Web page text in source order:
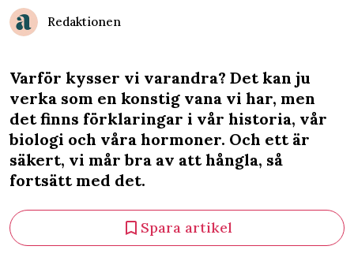
Redaktionen
Varför kysser vi varandra? Det kan ju
verka som en konstig vana vi har, men
det finns förklaringar i vår historia, vår
biologi och våra hormoner. Och ett är
säkert, vi mår bra av att hångla, så
fortsätt med det.
Spara artikel